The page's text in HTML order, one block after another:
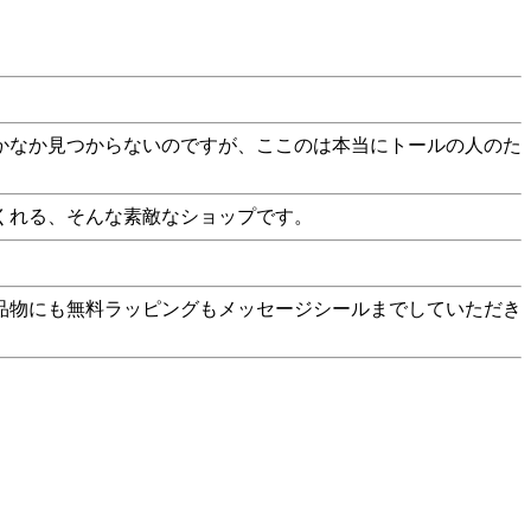
か見つからないのですが、ここのは本当にトールの人のた
る、そんな素敵なショップです。
にも無料ラッピングもメッセージシールまでしていただき